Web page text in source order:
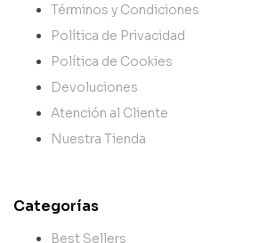
Términos y Condiciones
Política de Privacidad
Política de Cookies
Devoluciones
Atención al Cliente
Nuestra Tienda
Categorías
Best Sellers